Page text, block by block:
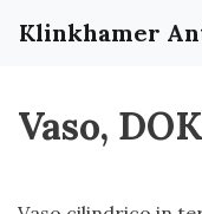
Klinkhamer
Vaso,